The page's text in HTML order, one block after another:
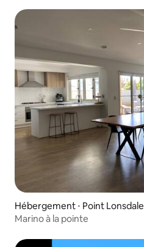
Hébergement ⋅ Point Lonsdale
Marino à la pointe